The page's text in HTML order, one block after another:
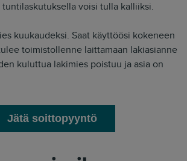
voisi tulla kalliiksi.
kuukaudeksi. Saat käyttöösi kokeneen
toimistollenne laittamaan lakiasianne
kuluttua lakimies poistuu ja asia on
Jätä soittopyyntö